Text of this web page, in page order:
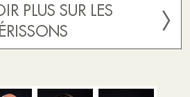
PLUS SUR LES